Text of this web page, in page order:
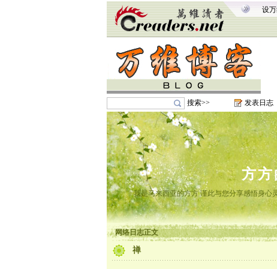
设
搜索>> 发表日志
方
我是马来西亚的方方 谨此与您分享感悟身心
网络日志正文
禅